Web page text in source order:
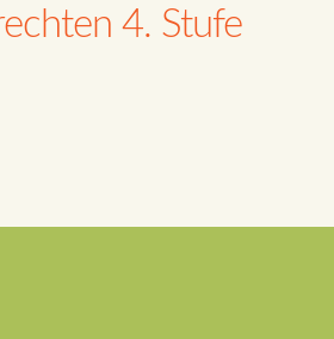
4. Stufe